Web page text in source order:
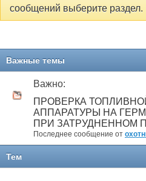
сообщений выберите раздел.
Важные темы
Важно:
ПРОВЕРКА
АППАРАТУРЫ НА
ПРИ ЗАТРУДНЕННОМ
Последнее сообщение от
Тем